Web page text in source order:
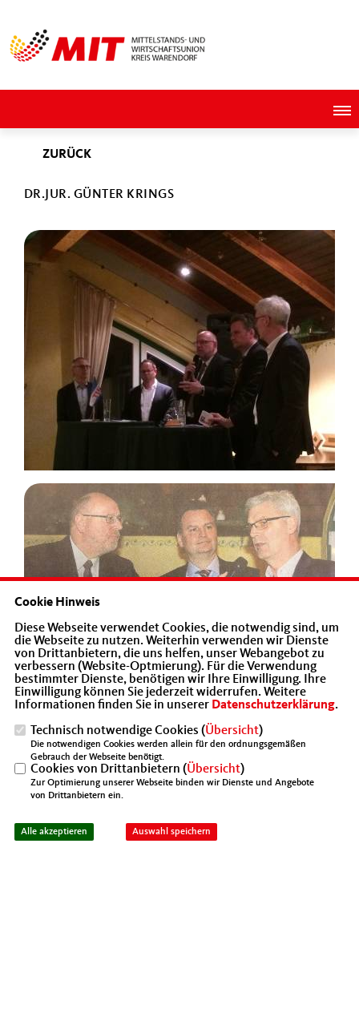
ZURÜCK
DR.JUR. GÜNTER KRINGS
Cookie Hinweis
Diese Webseite verwendet Cookies, die notwendig sind, um
die Webseite zu nutzen. Weiterhin verwenden wir Dienste
von Drittanbietern, die uns helfen, unser Webangebot zu
verbessern (Website-Optmierung). Für die Verwendung
bestimmter Dienste, benötigen wir Ihre Einwilligung. Ihre
Einwilligung können Sie jederzeit widerrufen. Weitere
Informationen finden Sie in unserer Datenschutzerklärung.
Technisch notwendige Cookies (Übersicht)
Die notwendigen Cookies werden allein für den ordnungsgemäßen
Gebrauch der Webseite benötigt.
Cookies von Drittanbietern (Übersicht)
Zur Optimierung unserer Webseite binden wir Dienste und Angebote
von Drittanbietern ein.
Alle akzeptieren Auswahl speichern